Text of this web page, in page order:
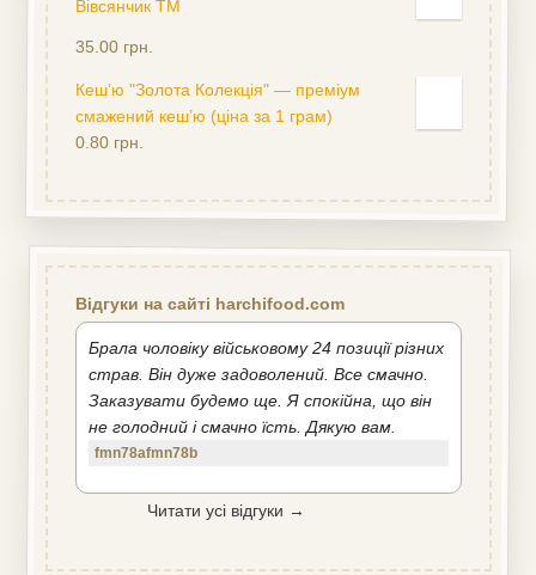
Вівсянчик ТМ
Оцінено
5
35.00 грн.
Кеш’ю "Золота Колекція" — преміум
смажений кеш’ю (ціна за 1 грам)
0.80 грн.
Відгуки на сайті harchifood.com
Брала чоловіку військовому 24 позиції різних
страв. Він дуже задоволений. Все смачно.
Заказувати будемо ще. Я спокійна, що він
не голодний і смачно їсть. Дякую вам.
fmn78afmn78b
Читати усі відгуки →